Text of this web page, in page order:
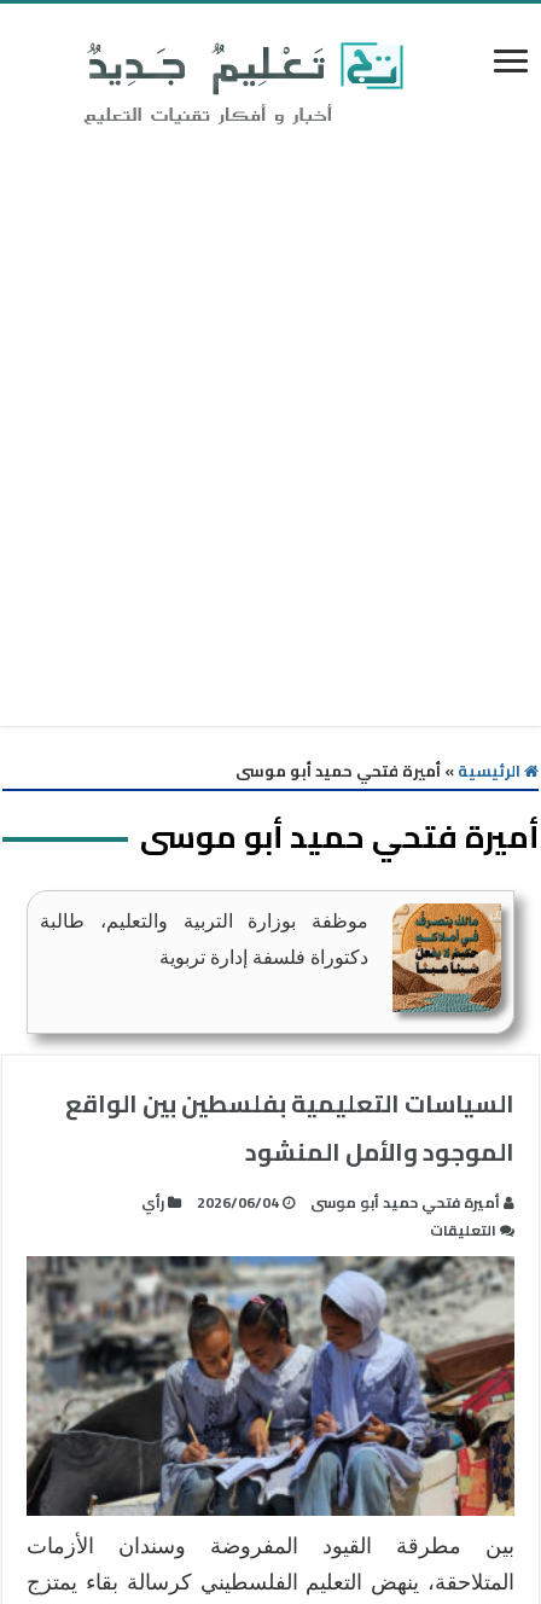
الرئيسية»أميرة فتحي حميد أبو موسى
أميرة فتحي حميد أبو موسى
موظفة بوزارة التربية والتعليم، طالبة
دكتوراة فلسفة إدارة تربوية
السياسات التعليمية بفلسطين بين الواقع
الموجود والأمل المنشود
أميرة فتحي حميد أبو موسى 2026/06/04
رأي
التعليقات
السياسات
التعليمية
بفلسطين
بين
الواقع
الموجود
والأمل
المنشود
مغلقة
بين مطرقة القيود المفروضة وسندان الأزمات
المتلاحقة، ينهض التعليم الفلسطيني كرسالة بقاء يمتزج